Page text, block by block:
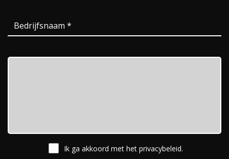
Ik ga akkoord met het privacybeleid.